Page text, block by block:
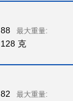
88 最大重量:
128 克
82 最大重量: